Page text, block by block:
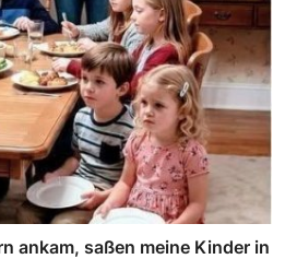
ankam, saßen meine Kinder in